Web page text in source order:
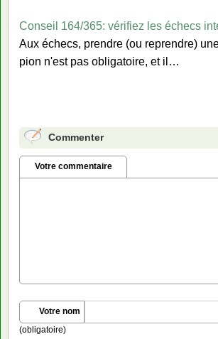
Conseil 164/365: vérifiez les échecs
Aux échecs, prendre (ou reprendre)
pion n'est pas obligatoire, et il…
Commenter
Votre commentaire
Votre nom
(obligatoire)